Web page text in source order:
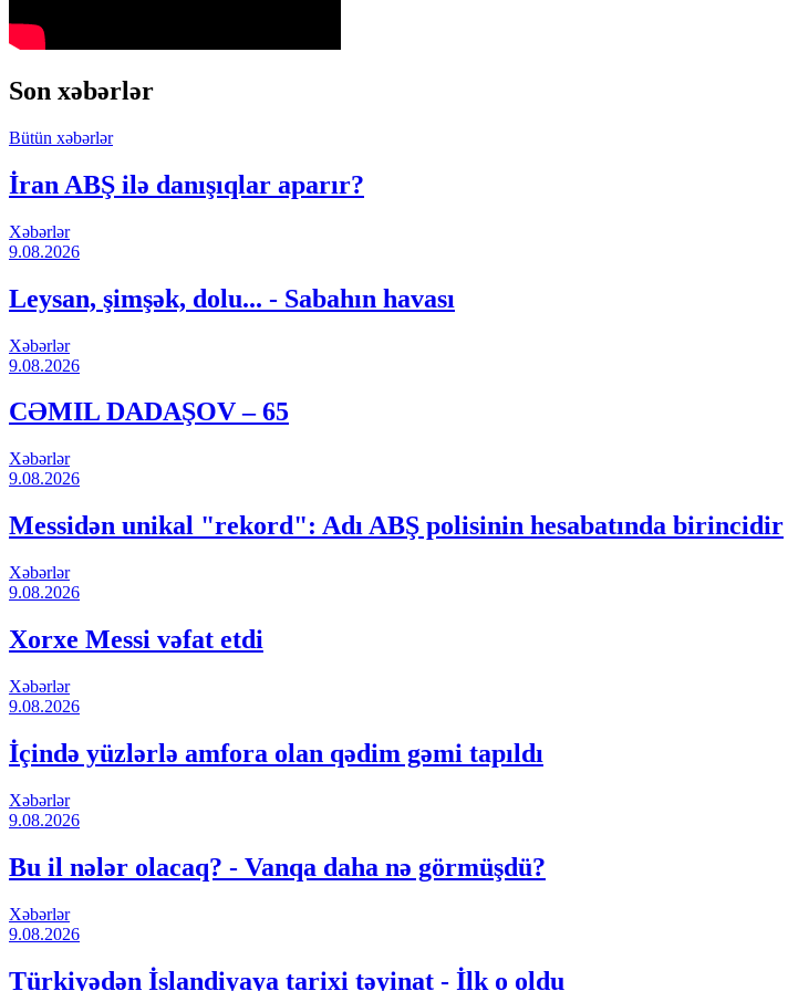
Son xəbərlər
Bütün xəbərlər
İran ABŞ ilə danışıqlar aparır?
Xəbərlər
9.08.2026
Leysan, şimşək, dolu... - Sabahın havası
Xəbərlər
9.08.2026
CƏMIL DADAŞOV – 65
Xəbərlər
9.08.2026
Messidən unikal "rekord": Adı ABŞ polisinin hesabatında birincidir
Xəbərlər
9.08.2026
Xorxe Messi vəfat etdi
Xəbərlər
9.08.2026
İçində yüzlərlə amfora olan qədim gəmi tapıldı
Xəbərlər
9.08.2026
Bu il nələr olacaq? - Vanqa daha nə görmüşdü?
Xəbərlər
9.08.2026
Türkiyədən İslandiyaya tarixi təyinat - İlk o oldu